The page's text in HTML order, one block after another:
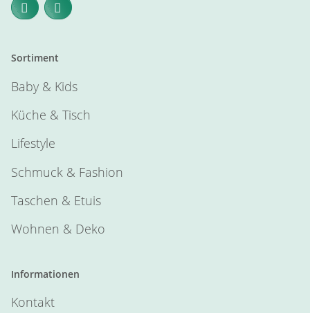
Sortiment
Baby & Kids
Küche & Tisch
Lifestyle
Schmuck & Fashion
Taschen & Etuis
Wohnen & Deko
Informationen
Kontakt